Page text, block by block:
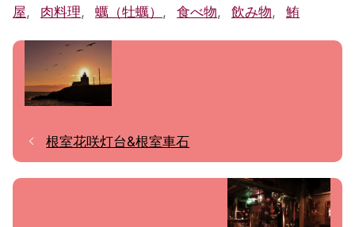
屋, 肉料理, 蠣（牡蠣） , 食べ物, 飲み物, 鮪
根室花咲灯台&根室車石